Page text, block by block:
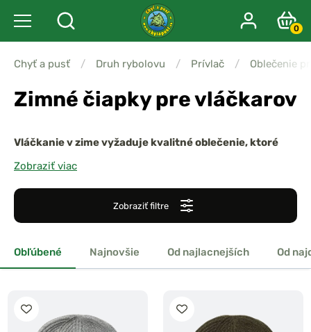
0
Chyť a pusť / Druh rybolovu / Prívlač / Oblečenie
Zimné čiapky pre vláčkarov
Vláčkanie v zime vyžaduje kvalitné oblečenie, ktoré
udržiava teplo a chráni pred nepriaznivým počasím.
udržali hlavu v teple, chránili pred vetrom a
poskytovali maximálny komfort pri dlhom pobyte pri
vode.
Zobraziť viac
Zobraziť filtre
Obľúbené Najnovšie Od najlacnejších Od